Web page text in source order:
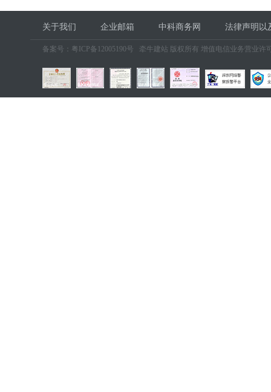
关于我们 企业邮箱 中科商务网 法律声明以
备案号： 粤ICP备12005190号 牵牛建站 版权所有 增值电信业务营业许